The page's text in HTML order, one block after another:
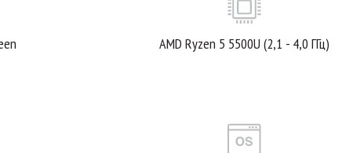
AMD Ryzen 5 5500U (2,1 - 4,0 ГГц)